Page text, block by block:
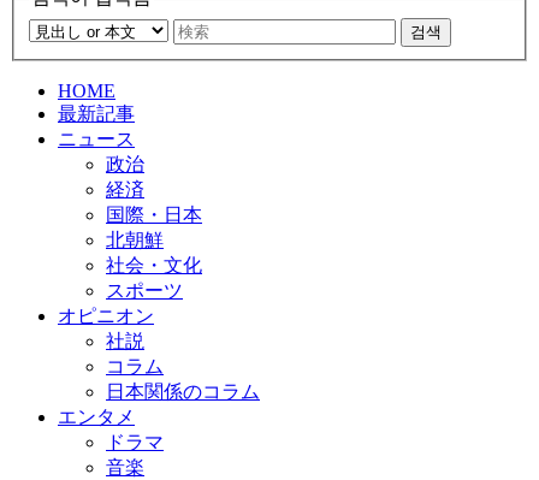
검색
HOME
最新記事
ニュース
政治
経済
国際・日本
北朝鮮
社会・文化
スポーツ
オピニオン
社説
コラム
日本関係のコラム
エンタメ
ドラマ
音楽